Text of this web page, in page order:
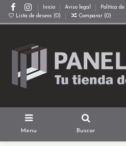
Inicio Aviso legal
Política de
Lista de deseos (0) Comparar (0)
Menu Buscar